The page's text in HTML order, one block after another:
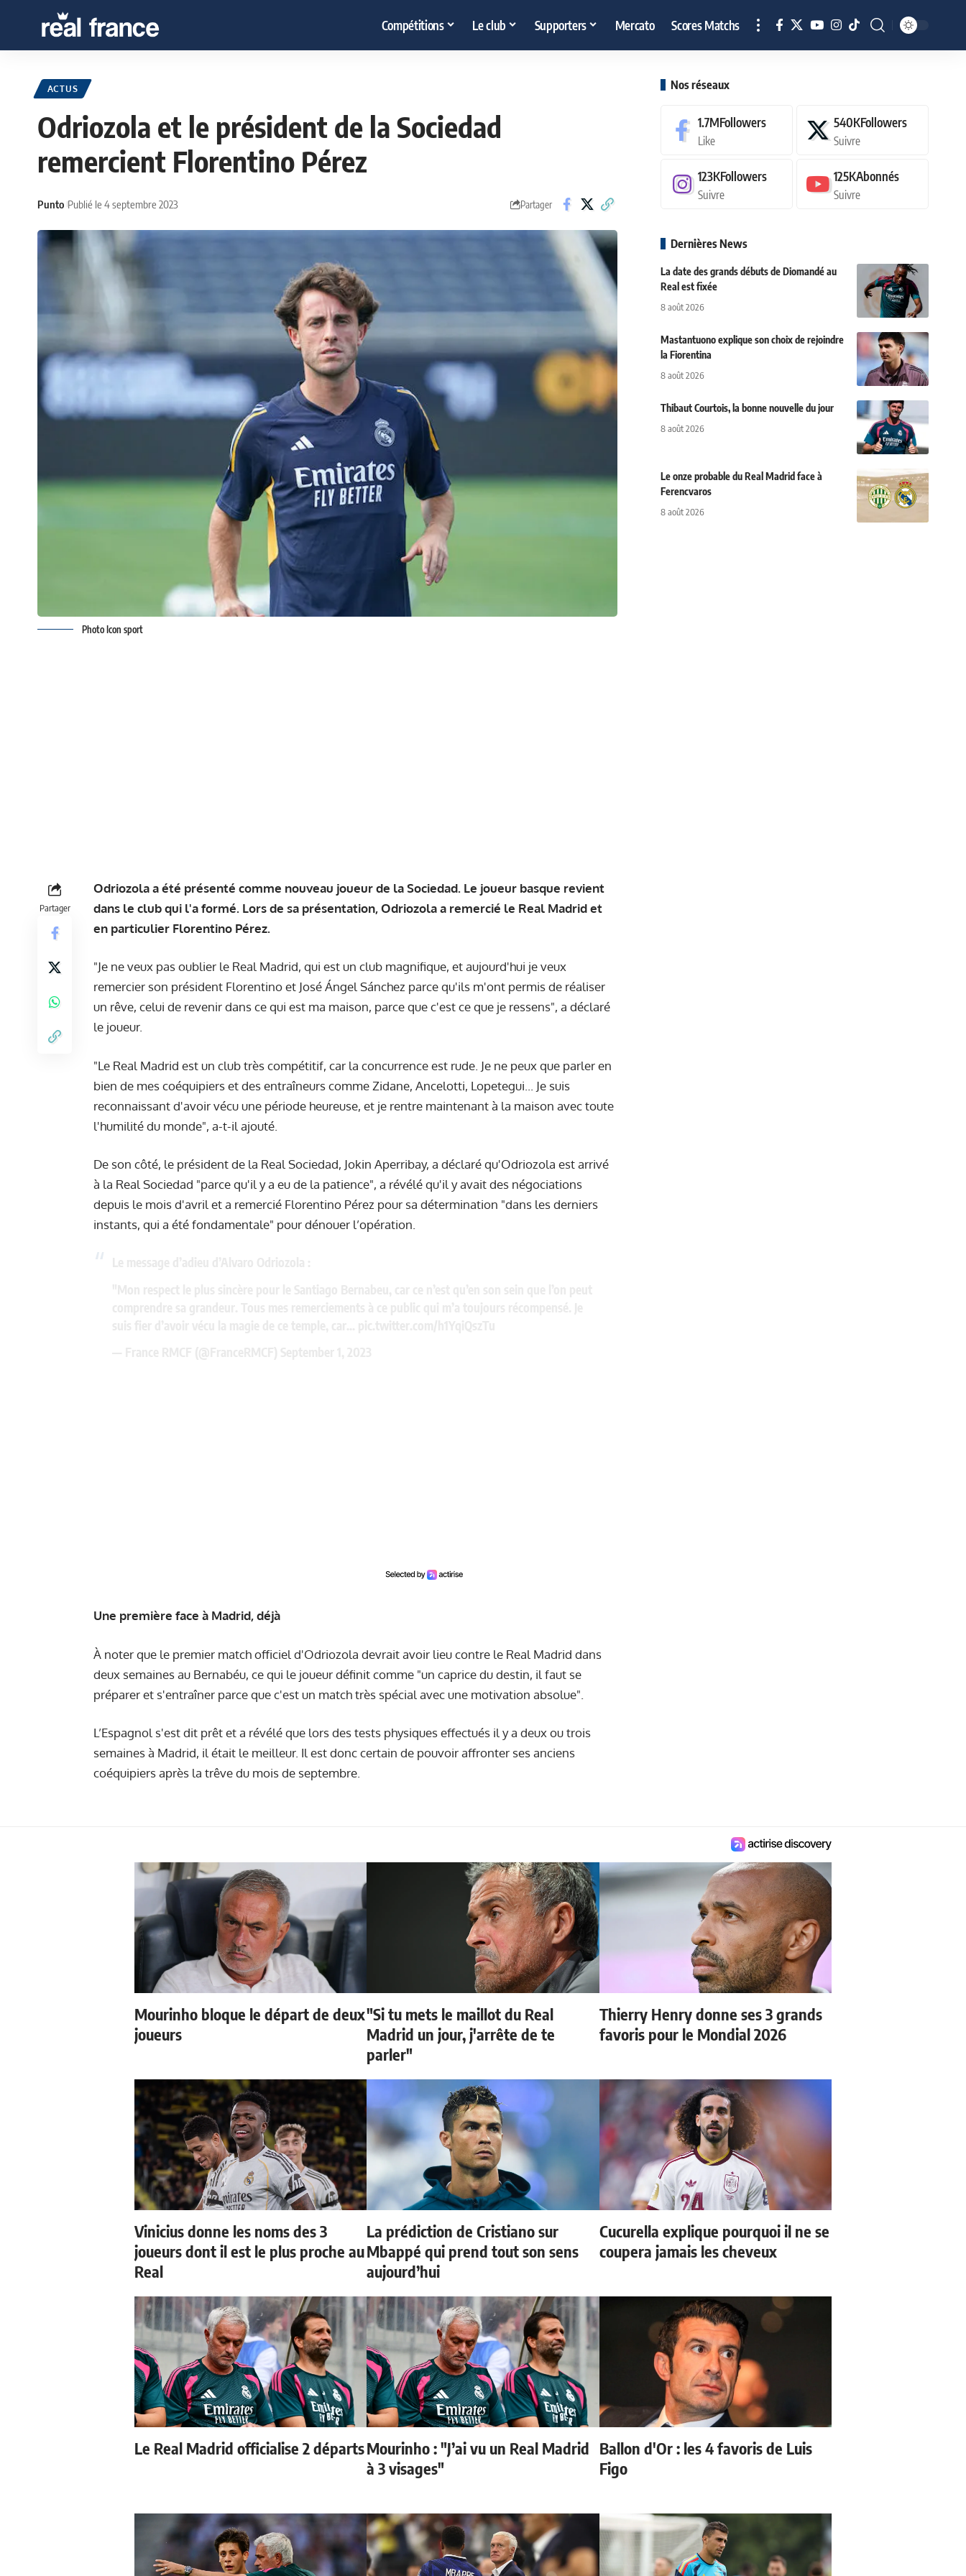
Compétitions Le club Supporters Mercato Scores Matchs
ACTUS
Odriozola et le président de la Sociedad
remercient Florentino Pérez
Punto Publié le 4 septembre 2023 Partager
Photo Icon sport
Partager
Odriozola a été présenté comme nouveau joueur de la Sociedad. Le joueur basque revient
dans le club qui l'a formé. Lors de sa présentation, Odriozola a remercié le Real Madrid et
en particulier Florentino Pérez.
"Je ne veux pas oublier le Real Madrid, qui est un club magnifique, et aujourd'hui je veux
remercier son président Florentino et José Ángel Sánchez parce qu'ils m'ont permis de réaliser
un rêve, celui de revenir dans ce qui est ma maison, parce que c'est ce que je ressens", a déclaré
le joueur.
"Le Real Madrid est un club très compétitif, car la concurrence est rude. Je ne peux que parler en
bien de mes coéquipiers et des entraîneurs comme Zidane, Ancelotti, Lopetegui... Je suis
reconnaissant d'avoir vécu une période heureuse, et je rentre maintenant à la maison avec toute
l'humilité du monde", a-t-il ajouté.
De son côté, le président de la Real Sociedad, Jokin Aperribay, a déclaré qu'Odriozola est arrivé
à la Real Sociedad "parce qu'il y a eu de la patience", a révélé qu'il y avait des négociations
depuis le mois d'avril et a remercié Florentino Pérez pour sa détermination "dans les derniers
instants, qui a été fondamentale" pour dénouer l’opération.
Une première face à Madrid, déjà
À noter que le premier match officiel d'Odriozola devrait avoir lieu contre le Real Madrid dans
deux semaines au Bernabéu, ce qui le joueur définit comme "un caprice du destin, il faut se
préparer et s'entraîner parce que c'est un match très spécial avec une motivation absolue".
L’Espagnol s'est dit prêt et a révélé que lors des tests physiques effectués il y a deux ou trois
semaines à Madrid, il était le meilleur. Il est donc certain de pouvoir affronter ses anciens
coéquipiers après la trêve du mois de septembre.
Nos réseaux
1.7MFollowers
Like
540KFollowers
Suivre
123KFollowers
Suivre
125KAbonnés
Suivre
Dernières News
La date des grands débuts de Diomandé au
Real est fixée
8 août 2026
Mastantuono explique son choix de rejoindre
la Fiorentina
8 août 2026
Thibaut Courtois, la bonne nouvelle du jour
8 août 2026
Le onze probable du Real Madrid face à
Ferencvaros
8 août 2026
Mourinho bloque le départ de deux
joueurs
"Si tu mets le maillot du Real
Madrid un jour, j'arrête de te
parler"
Thierry Henry donne ses 3 grands
favoris pour le Mondial 2026
Vinicius donne les noms des 3
joueurs dont il est le plus proche au
Real
La prédiction de Cristiano sur
Mbappé qui prend tout son sens
aujourd’hui
Cucurella explique pourquoi il ne se
coupera jamais les cheveux
Le Real Madrid officialise 2 départsMourinho : "J’ai vu un Real Madrid
à 3 visages"
Ballon d'Or : les 4 favoris de Luis
Figo